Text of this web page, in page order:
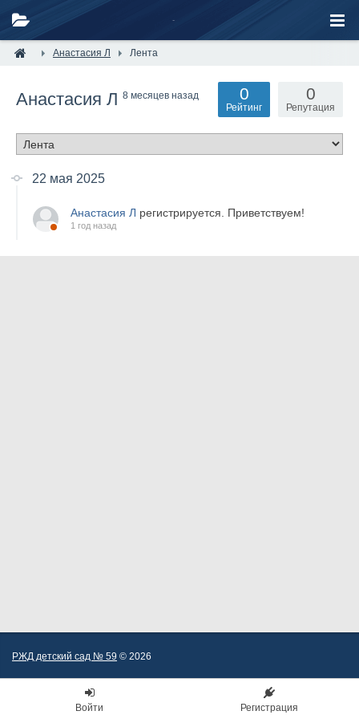
Анастасия Л Лента
Анастасия Л 8 месяцев назад 0
Репутация
0
Рейтинг
22 мая 2025
Анастасия Л регистрируется. Приветствуем!
1 год назад
РЖД детский сад № 59 © 2026
Войти Регистрация